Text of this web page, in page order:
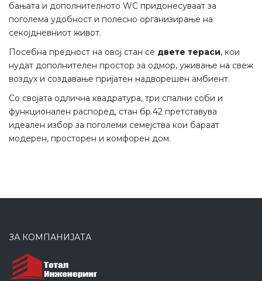
бањата и дополнителното WC придонесуваат за
поголема удобност и полесно организирање на
секојдневниот живот.
Посебна предност на овој стан се двете тераси, кои
нудат дополнителен простор за одмор, уживање на свеж
воздух и создавање пријатен надворешен амбиент.
Со својата одлична квадратура, три спални соби и
функционален распоред, стан бр.42 претставува
идеален избор за поголеми семејства кои бараат
модерен, просторен и комфорен дом.
ЗА КОМПАНИЈАТА